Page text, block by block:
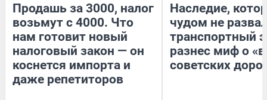
Продашь за 3000, налог
возьмут с 4000. Что
нам готовит новый
налоговый закон — он
коснется импорта и
даже репетиторов
Наследие,
чудом не
транспортный
разнес миф о
советских